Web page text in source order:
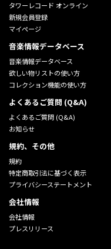
タワーレコード オンライン
新規会員登録
マイページ
音楽情報データベース
音楽情報データベース
欲しい物リストの使い方
コレクション機能の使い方
よくあるご質問 (Q&A)
よくあるご質問 (Q&A)
お知らせ
規約、その他
規約
特定商取引法に基づく表示
プライバシーステートメント
会社情報
会社情報
プレスリリース